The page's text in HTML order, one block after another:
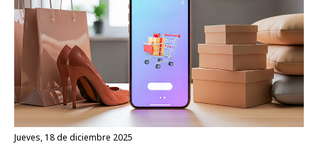
jueves, 18 de diciembre 2025